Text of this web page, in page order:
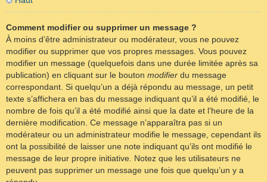
Comment modifier ou supprimer un message ?
À moins d’être administrateur ou modérateur, vous ne pouvez
modifier ou supprimer que vos propres messages. Vous pouvez
modifier un message (quelquefois dans une durée limitée après sa
publication) en cliquant sur le bouton modifier du message
correspondant. Si quelqu’un a déjà répondu au message, un petit
texte s’affichera en bas du message indiquant qu’il a été modifié, le
nombre de fois qu’il a été modifié ainsi que la date et l’heure de la
dernière modification. Ce message n’apparaîtra pas si un
modérateur ou un administrateur modifie le message, cependant ils
ont la possibilité de laisser une note indiquant qu’ils ont modifié le
message de leur propre initiative. Notez que les utilisateurs ne
peuvent pas supprimer un message une fois que quelqu’un y a